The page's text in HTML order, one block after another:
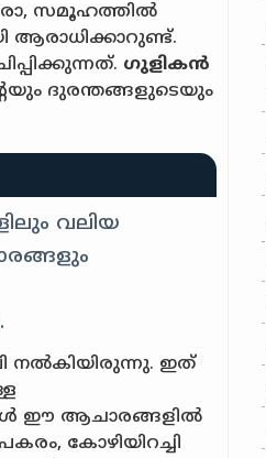
സമൂഹത്തിൽ
ആരാധിക്കാറുണ്ട്.
ഗുളികൻ
ദുരന്തങ്ങളുടെയും
വലിയ
നൽകിയിരുന്നു. ഇത്
ഈ ആചാരങ്ങളിൽ
കോഴിയിറച്ചി